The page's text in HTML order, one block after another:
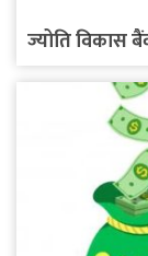
ज्योति विकास